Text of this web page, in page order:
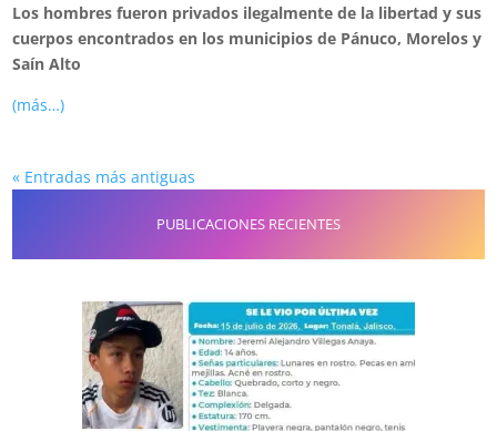
Los hombres fueron privados ilegalmente de la libertad y sus
cuerpos encontrados en los municipios de Pánuco, Morelos y
Saín Alto
(más…)
« Entradas más antiguas
PUBLICACIONES RECIENTES